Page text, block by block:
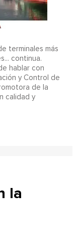
terminales más
continua.
hablar con
y Control de
de la
calidad y
la